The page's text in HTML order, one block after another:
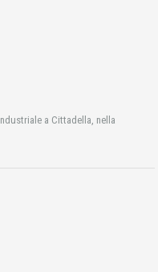
a Cittadella, nella